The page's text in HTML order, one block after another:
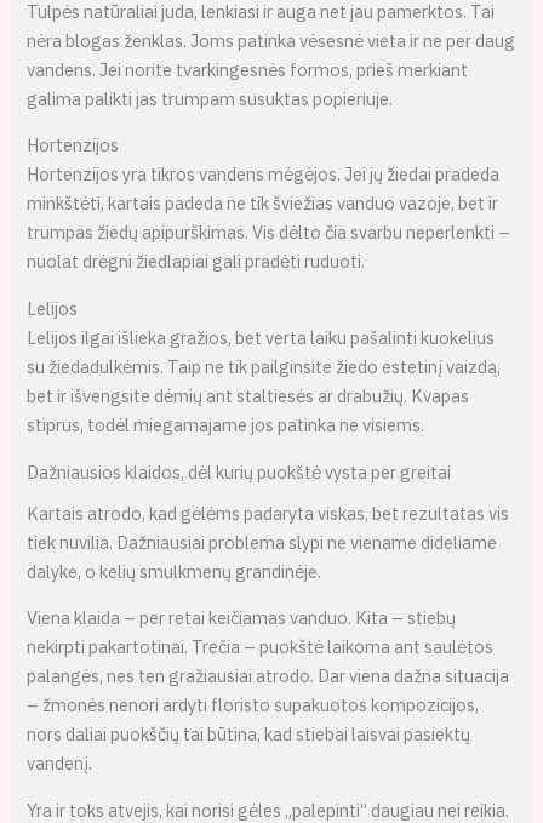
Tulpės natūraliai juda, lenkiasi ir auga net jau pamerktos. Tai
nėra blogas ženklas. Joms patinka vėsesnė vieta ir ne per daug
vandens. Jei norite tvarkingesnės formos, prieš merkiant
galima palikti jas trumpam susuktas popieriuje.
Hortenzijos
Hortenzijos yra tikros vandens mėgėjos. Jei jų žiedai pradeda
minkštėti, kartais padeda ne tik šviežias vanduo vazoje, bet ir
trumpas žiedų apipurškimas. Vis dėlto čia svarbu neperlenkti –
nuolat drėgni žiedlapiai gali pradėti ruduoti.
Lelijos
Lelijos ilgai išlieka gražios, bet verta laiku pašalinti kuokelius
su žiedadulkėmis. Taip ne tik pailginsite žiedo estetinį vaizdą,
bet ir išvengsite dėmių ant staltiesės ar drabužių. Kvapas
stiprus, todėl miegamajame jos patinka ne visiems.
Dažniausios klaidos, dėl kurių puokštė vysta per greitai
Kartais atrodo, kad gėlėms padaryta viskas, bet rezultatas vis
tiek nuvilia. Dažniausiai problema slypi ne viename dideliame
dalyke, o kelių smulkmenų grandinėje.
Viena klaida – per retai keičiamas vanduo. Kita – stiebų
nekirpti pakartotinai. Trečia – puokštė laikoma ant saulėtos
palangės, nes ten gražiausiai atrodo. Dar viena dažna situacija
– žmonės nenori ardyti floristo supakuotos kompozicijos,
nors daliai puokščių tai būtina, kad stiebai laisvai pasiektų
vandenį.
Yra ir toks atvejis, kai norisi gėles „palepinti“ daugiau nei reikia.